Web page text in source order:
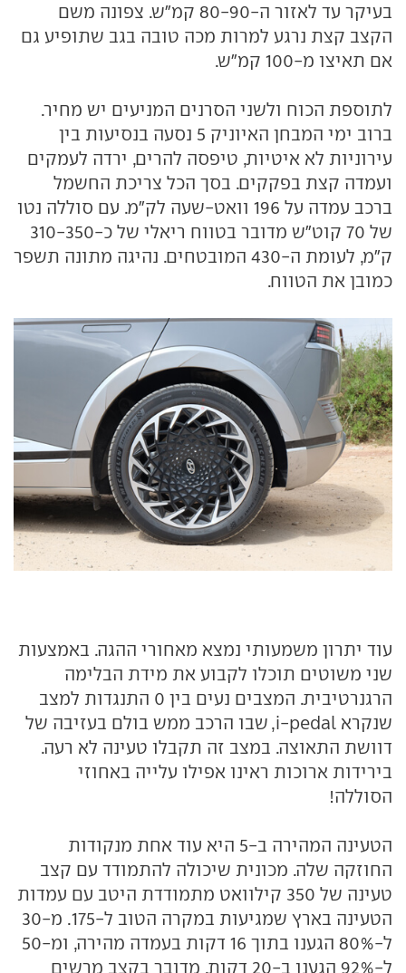
בעיקר עד לאזור ה-80-90 קמ"ש. צפונה משם
הקצב קצת נרגע למרות מכה טובה בגב שתופיע גם
אם תאיצו מ-100 קמ"ש.
לתוספת הכוח ולשני הסרנים המניעים יש מחיר.
ברוב ימי המבחן האיוניק 5 נסעה בנסיעות בין
עירוניות לא איטיות, טיפסה להרים, ירדה לעמקים
ועמדה קצת בפקקים. בסך הכל צריכת החשמל
ברכב עמדה על 196 וואט-שעה לק"מ. עם סוללה נטו
של 70 קוט"ש מדובר בטווח ריאלי של כ-310-350
ק"מ, לעומת ה-430 המובטחים. נהיגה מתונה תשפר
כמובן את הטווח.
עוד יתרון משמעותי נמצא מאחורי ההגה. באמצעות
שני משוטים תוכלו לקבוע את מידת הבלימה
הרגנרטיבית. המצבים נעים בין 0 התנגדות למצב
שנקרא i-pedal, שבו הרכב ממש בולם בעזיבה של
דוושת התאוצה. במצב זה תקבלו טעינה לא רעה.
בירידות ארוכות ראינו אפילו עלייה באחוזי
הסוללה!
הטעינה המהירה ב-5 היא עוד אחת מנקודות
החוזקה שלה. מכונית שיכולה להתמודד עם קצב
טעינה של 350 קילוואט מתמודדת היטב עם עמדות
הטעינה בארץ שמגיעות במקרה הטוב ל-175. מ-30
ל-80% הגענו בתוך 16 דקות בעמדה מהירה, ומ-50
ל-92% הגענו ב-20 דקות. מדובר בקצב מרשים